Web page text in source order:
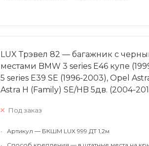
LUX Трэвел 82 — багажник с
местами BMW 3 series Е46 купе
5 series Е39 SE (1996-2003), Opel
Astra Н (Family) SE/HB 5дв. (2004-
Под заказ
•
Артикул — БКШМ LUX 999 ДТ 1,2м